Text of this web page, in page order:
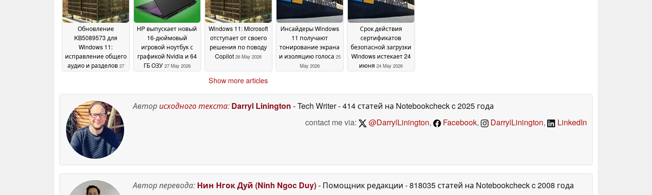
Обновление
KB5089573 для
Windows 11:
исправление общего
аудио и разделов 27
HP выпускает новый
16-дюймовый
игровой ноутбук с
графикой Nvidia и 64
ГБ ОЗУ 27 May 2026
Windows 11: Microsoft
отступает от своего
решения по поводу
Copilot 26 May 2026
Инсайдеры Windows
11 получают
тонирование экрана
и изоляцию голоса 25
May 2026
Срок действия
сертификатов
безопасной загрузки
Windows истекает 24
июня 24 May 2026
Show more articles
Авторисходного текста: Darryl Linington - Tech Writer- 414 статей на Notebookcheckc 2025 года
contact me via:
@DarrylLinington, Facebook, DarrylLinington, LinkedIn
Автор перевода: Нин Нгок Дуй (Ninh Ngoc Duy)- Помощник редакции - 818035 статей на Notebookcheckc 2008 года